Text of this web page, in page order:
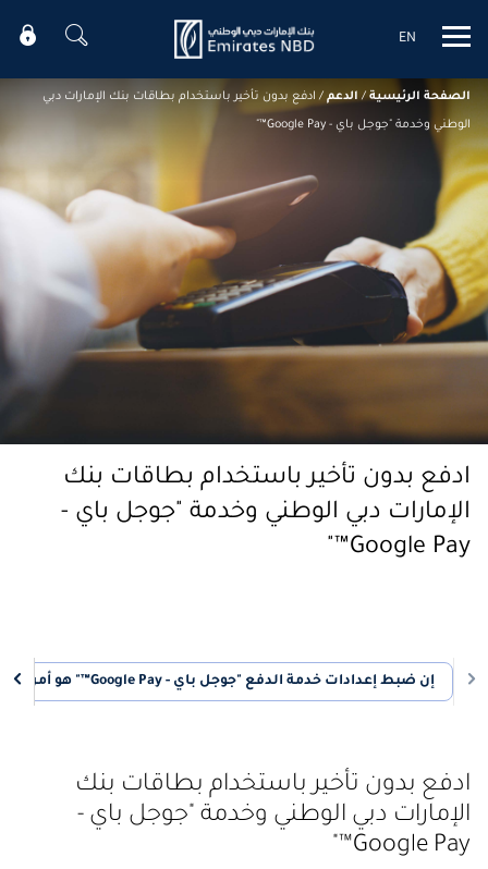
Mobile menu
EN
الصفحة الرئيسية / الدعم / ادفع بدون تأخير باستخدام بطاقات بنك الإمارات دبي
الوطني وخدمة "جوجل باي - Google Pay™"
ادفع بدون تأخير باستخدام بطاقات بنك
الإمارات دبي الوطني وخدمة "جوجل باي -
Google Pay™"
إن ضبط إعدادات خدمة الدفع "جوجل باي - Google Pay™" هو أمر سهل للغاية
ادفع بدون تأخير باستخدام بطاقات بنك
الإمارات دبي الوطني وخدمة "جوجل باي -
Google Pay™"